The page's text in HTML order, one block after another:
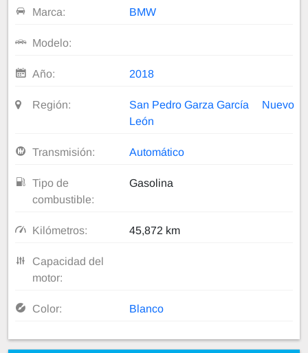
Marca: BMW
Modelo:
Año: 2018
Región: San Pedro Garza García
Nuevo
León
Transmisión: Automático
Tipo de
combustible:
Gasolina
Kilómetros: 45,872 km
Capacidad del
motor:
Color: Blanco